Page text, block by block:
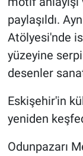
paylaşıldı.
Atölyesi'nde
yüzeyine
desenler
Eskişehir'in
yeniden
Odunpazarı